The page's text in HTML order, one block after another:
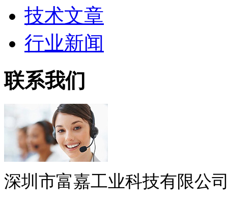
技术文章
行业新闻
联系我们
深圳市富嘉工业科技有限公